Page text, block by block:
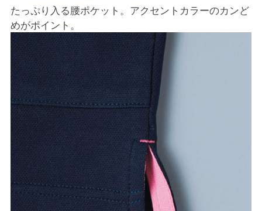
たっぷり入る腰ポケット。アクセントカラーのカンど
めがポイント。